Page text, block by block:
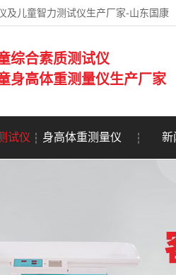
及儿童智力测试仪生产厂家-山东国康
综合素质测试仪
身高体重测量仪生产厂家
试仪 身高体重测量仪 新